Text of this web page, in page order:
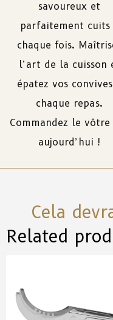
savoureux et
parfaitement cuits
chaque fois.
l’art de la cuisson
épatez vos
chaque repas.
Commandez le vôtre
aujourd’hui !
Cela
Related